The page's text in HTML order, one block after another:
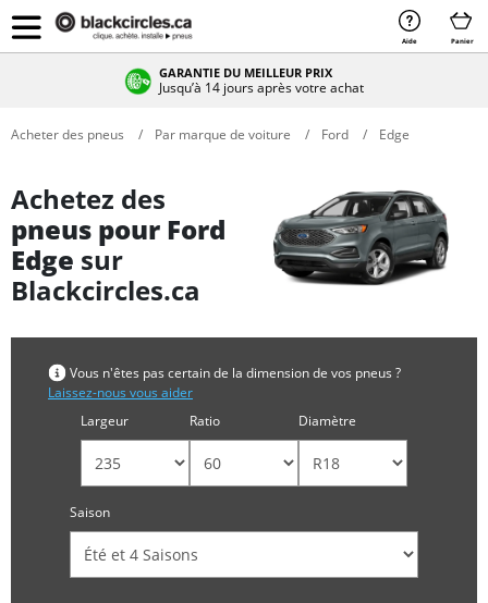
Aide Panier
GARANTIE DU MEILLEUR PRIX
Jusqu’à 14 jours après votre achat
Acheter des pneus Par marque de voiture Ford Edge
Achetez des
pneus pour Ford
Edge sur
Blackcircles.ca
Vous n'êtes pas certain de la dimension de vos pneus ?
Laissez-nous vous aider
Largeur
Ratio Diamètre
Saison